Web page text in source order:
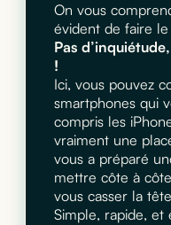
On vous
évident de faire
Pas
!
Ici, vous pouvez
smartphones qui
compris les
vraiment une
vous a préparé
mettre côte à
vous casser la
Simple, rapide, et